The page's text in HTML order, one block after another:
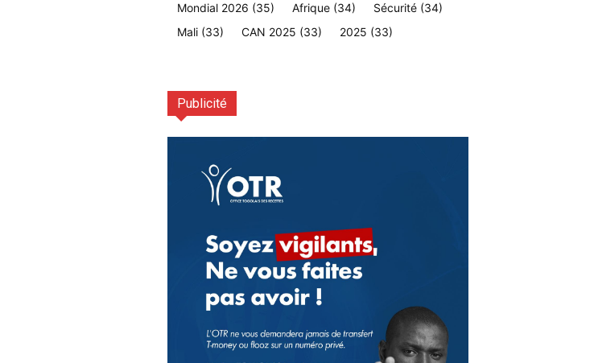
Mondial 2026 (35) Afrique (34) Sécurité (34)
Mali (33) CAN 2025 (33) 2025 (33)
Publicité